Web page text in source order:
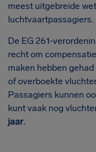
meest uitgebreide
luchtvaartpassagiers.
De EG 261-
recht om
maken hebben
of overboekte
Passagiers kunnen
kunt vaak nog
jaar.